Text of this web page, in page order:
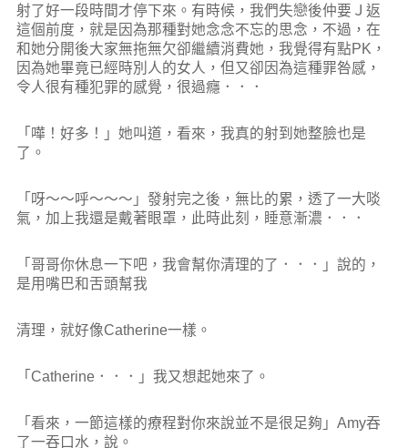
射了好一段時間才停下來。有時候，我們失戀後仲要Ｊ返
這個前度，就是因為那種對她念念不忘的思念，不過，在
和她分開後大家無拖無欠卻繼續消費她，我覺得有點PK，
因為她畢竟已經時別人的女人，但又卻因為這種罪咎感，
令人很有種犯罪的感覺，很過癮．．．
「嘩！好多！」她叫道，看來，我真的射到她整臉也是
了。
「呀～～呼～～～」發射完之後，無比的累，透了一大啖
氣，加上我還是戴著眼罩，此時此刻，睡意漸濃．．．
「哥哥你休息一下吧，我會幫你清理的了．．．」說的，
是用嘴巴和舌頭幫我
清理，就好像Catherine一樣。
「Catherine．．．」我又想起她來了。
「看來，一節這樣的療程對你來說並不是很足夠」Amy吞
了一吞口水，說。